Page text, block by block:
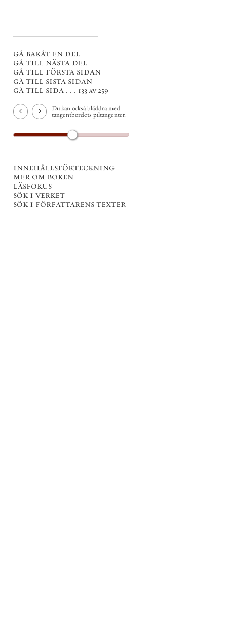
gå bakåt en del
gå till nästa del
gå till första sidan
gå till sista sidan
gå till sida . . . 133 av 259
Du kan också bläddra med
tangentbordets piltangenter.
innehållsförteckning
mer om boken
läsfokus
sök i verket
sök i författarens texter